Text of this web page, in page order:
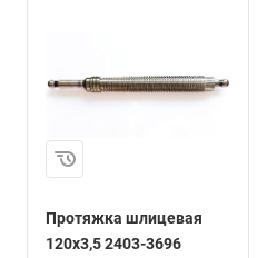
Протяжка шлицевая
120x3,5 2403-3696